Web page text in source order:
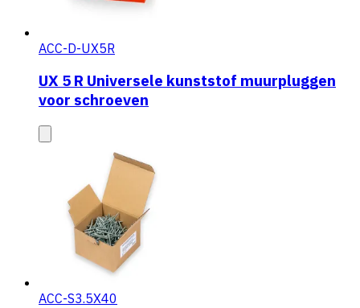
ACC-D-UX5R
UX 5 R Universele kunststof muurpluggen
voor schroeven
ACC-S3.5X40